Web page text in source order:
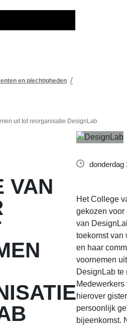
en plechtigheden
uit tot reorganisatie DesignLab
VAN
donderdag
Het College
gekozen
van
toekomst van
en haar
voornemen
DesignLab te
hierover
persoonlijk
bijeenkomst.